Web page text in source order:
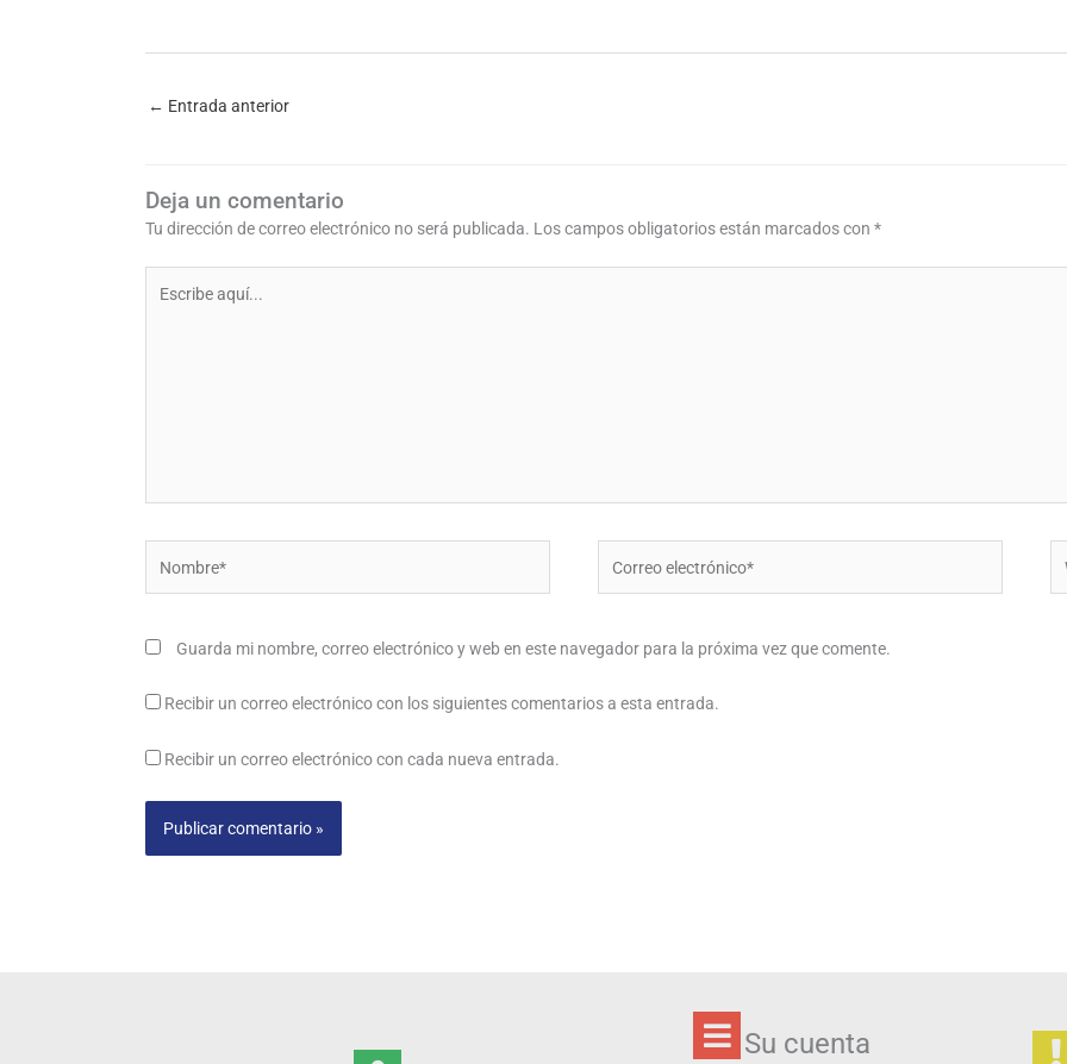
← Entrada anterior
Deja un comentario
Tu dirección de correo electrónico no será publicada. Los campos obligatorios están marcados con *
aquí...
electrónico*
Guarda mi nombre, correo electrónico y web en este navegador para la próxima vez que comente.
Recibir un correo electrónico con los siguientes comentarios a esta entrada.
Recibir un correo electrónico con cada nueva entrada.
Su cuenta